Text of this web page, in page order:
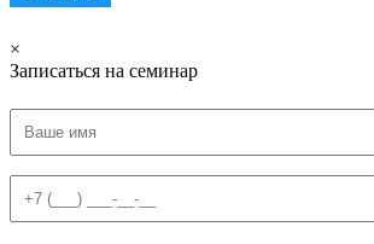
×
Записаться на семинар